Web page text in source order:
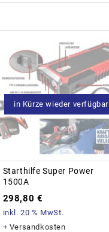
in Kürze wieder verfügbar
Starthilfe Super Power
1500A
298,80 €
inkl. 20 % MwSt.
+ Versandkosten